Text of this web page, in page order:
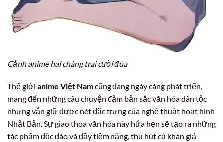
Cảnh anime hai chàng trai cười đùa
Thế giới anime Việt Namcũng đang ngày càng phát triển,
mang đến những câu chuyện đậm bản sắc văn hóa dân tộc
nhưng vẫn giữ được nét đặc trưng của nghệ thuật hoạt hình
Nhật Bản. Sự giao thoa văn hóa này hứa hẹn sẽ tạo ra những
tác phẩm độc đáo và đầy tiềm năng, thu hút cả khán giả